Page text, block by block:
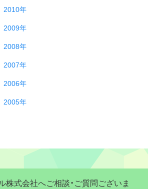
2010年
2009年
2008年
2007年
2006年
2005年
株式会社へご相談・ご質問ございま